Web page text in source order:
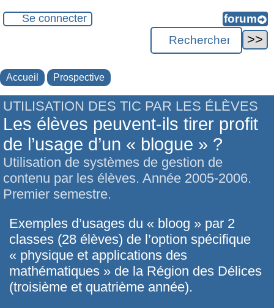
Se connecter
Accueil Prospective
UTILISATION DES TIC PAR LES ÉLÈVES
Les élèves peuvent-ils tirer profit
de l’usage d’un « blogue » ?
Utilisation de systèmes de gestion de
contenu par les élèves. Année 2005-2006.
Premier semestre.
Exemples d’usages du « bloog » par 2
classes (28 élèves) de l’option spécifique
« physique et applications des
mathématiques » de la Région des Délices
(troisième et quatrième année).